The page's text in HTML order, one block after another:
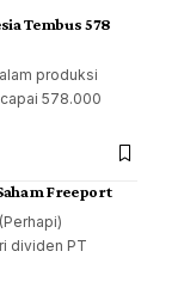
Tembus 578
produksi
578.000
Freeport
dividen PT